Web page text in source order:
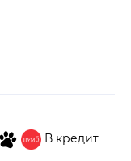
В кредит